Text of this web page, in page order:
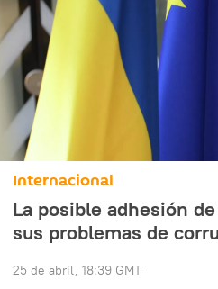
Internacional
La posible adhesión
sus problemas de
25 de abril, 18:39 GMT